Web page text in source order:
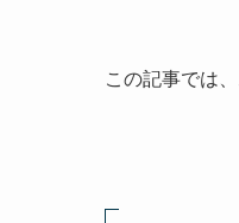
この記事では、